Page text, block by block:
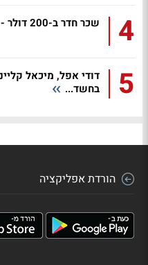
4 שכר חדר ב-200 דולר - וזכה במחצית מדירת המנוחה
5
דודי אפל, מיכאל
בחשד...
הורדת אפליקציה